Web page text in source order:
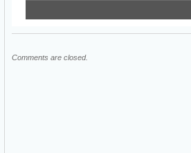
Comments are closed.